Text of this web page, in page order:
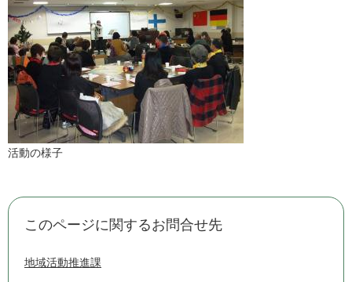
活動の様子
このページに関するお問合せ先
地域活動推進課